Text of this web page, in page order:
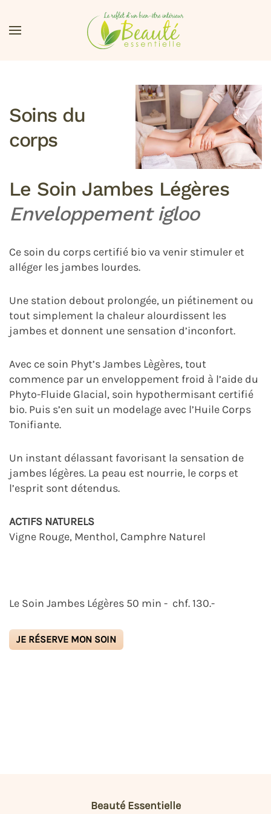
Accéder au contenu principal
Soins du
corps
Le Soin Jambes Légères
Enveloppement igloo
Ce soin du corps certifié bio va venir stimuler et
alléger les jambes lourdes.
Une station debout prolongée, un piétinement ou
tout simplement la chaleur alourdissent les
jambes et donnent une sensation d’inconfort.
Avec ce soin Phyt’s Jambes Lègères, tout
commence par un enveloppement froid à l’aide du
Phyto-Fluide Glacial, soin hypothermisant certifié
bio. Puis s’en suit un modelage avec l’Huile Corps
Tonifiante.
Un instant délassant favorisant la sensation de
jambes légères. La peau est nourrie, le corps et
l’esprit sont détendus.
ACTIFS NATURELS
Vigne Rouge, Menthol, Camphre Naturel
Le Soin Jambes Légères 50 min - chf. 130.-
JE RÉSERVE MON SOIN
Beauté Essentielle